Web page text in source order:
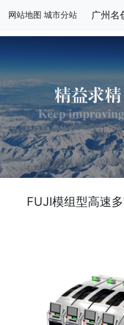
网站地图 城市分站 广州名
FUJI模组型高速